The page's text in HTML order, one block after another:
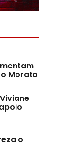
Morato
o